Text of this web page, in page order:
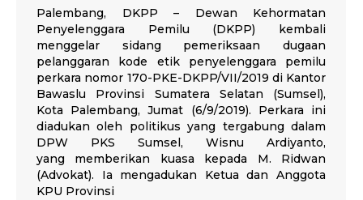
Palembang, DKPP – Dewan Kehormatan
Penyelenggara Pemilu (DKPP) kembali
menggelar sidang pemeriksaan dugaan
pelanggaran kode etik penyelenggara pemilu
perkara nomor 170-PKE-DKPP/VII/2019 di Kantor
Bawaslu Provinsi Sumatera Selatan (Sumsel),
Kota Palembang, Jumat (6/9/2019). Perkara ini
diadukan oleh politikus yang tergabung dalam
DPW PKS Sumsel, Wisnu Ardiyanto,
yang memberikan kuasa kepada M. Ridwan
(Advokat). Ia mengadukan Ketua dan Anggota
KPU Provinsi